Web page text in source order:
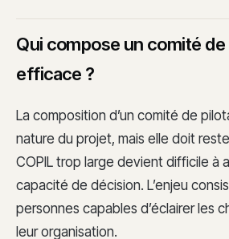
Qui compose un comité
efficace ?
La composition d’un comité de
nature du projet, mais elle doit
COPIL trop large devient difficile à
capacité de décision. L’enjeu
personnes capables d’éclairer les
leur organisation.